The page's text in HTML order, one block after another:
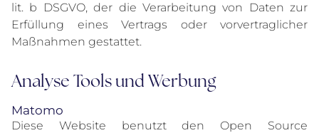
lit. b DSGVO, der die Verarbeitung von Daten zur
Erfüllung eines Vertrags oder vorvertraglicher
Maßnahmen gestattet.
Analyse Tools und Werbung
Matomo
Diese Website benutzt den Open Source